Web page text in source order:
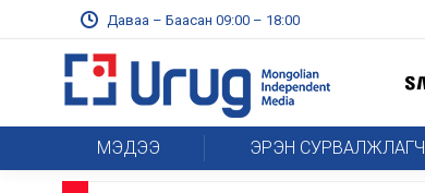
Даваа – Баасан 09:00 – 18:00
МЭДЭЭ ЭРЭН СУРВАЛЖЛАГЧ